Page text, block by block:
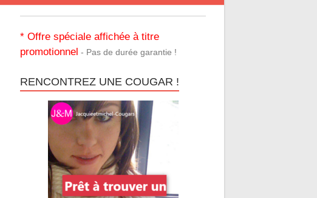
* Offre spéciale affichée à titre
promotionnel - Pas de durée garantie !
RENCONTREZ UNE COUGAR !